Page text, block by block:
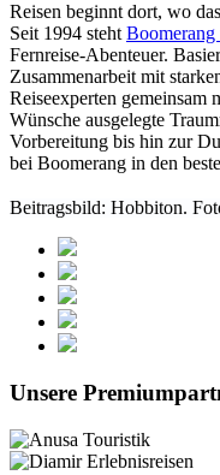
Reisen beginnt dort, wo
Seit 1994 steht Boomerang
Fernreise-Abenteuer.
Zusammenarbeit mit
Reiseexperten gemeinsam
Wünsche ausgelegte
Vorbereitung bis hin zur
bei Boomerang in den
Beitragsbild: Hobbiton.
Unsere